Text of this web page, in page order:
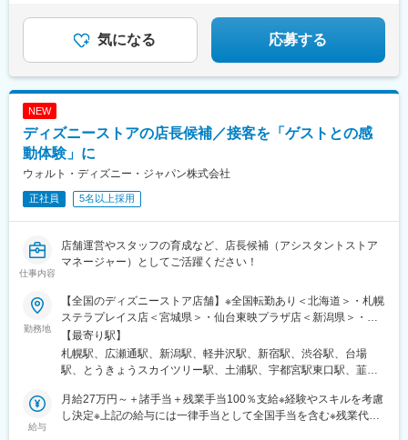
・各地域・店舗による自律的な商いの実践
・国内で確立されたフォーマットの海外展開
変更の範囲：会社の定める業務
気になる 応募する
NEW
ディズニーストアの店長候補／接客を「ゲストとの感
動体験」に
ウォルト・ディズニー・ジャパン株式会社
正社員 5名以上採用
仕事内容
店舗運営やスタッフの育成など、店長候補（アシスタントストア
マネージャー）としてご活躍ください！
勤務地
【全国のディズニーストア店舗】※全国転勤あり＜北海道＞・札幌
ステラプレイス店＜宮城県＞・仙台東映プラザ店＜新潟県＞・新
潟万代ビルボードプレイス店＜長野県＞・軽井沢・プリンスショ
ッピングプラザ店＜東京都＞・本社・ディズニーフラッグシップ
東京・渋谷公園通り店・新宿高島屋店・お台場アクアシティ店・
ール店＜栃木県＞・宇都宮福田屋ショッピングプラザ店＜群馬県
＞・太田イオンモール店＜千葉県＞・東京ディズニーリゾート
【最寄り駅】
札幌駅、広瀬通駅、新潟駅、軽井沢駅、新宿駅、渋谷駅、台場
駅、とうきょうスカイツリー駅、土浦駅、宇都宮駅東口駅、韮川
駅、京都駅、大阪梅田駅(阪急線)、大阪駅、三宮・花時計前駅、金
橋駅、瀬田駅(滋賀県)、岡山駅、広島駅、天神駅、虎ノ門ヒルズ
給与
月給27万円～＋諸手当＋残業手当100％支給※経験やスキルを考慮
し決定※上記の給与には一律手当として全国手当を含む※残業代は